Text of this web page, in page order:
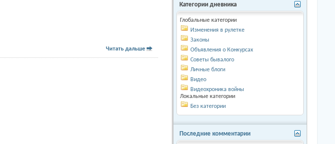
Читать дальше
Категории дневника
Глобальные категории
Изменения в рулетке
Законы
Объявления о Конкурсах
Советы бывалого
Личные блоги
Видео
Видеохроника войны
Локальные категории
Без категории
Последние комментарии